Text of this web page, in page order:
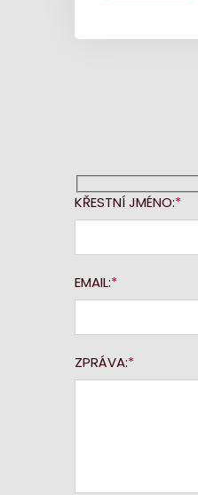
KŘESTNÍ JMÉNO:
EMAIL:
ZPRÁVA: